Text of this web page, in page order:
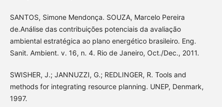
SANTOS, Simone Mendonça. SOUZA, Marcelo Pereira
de.Análise das contribuições potenciais da avaliação
ambiental estratégica ao plano energético brasileiro. Eng.
Sanit. Ambient. v. 16, n. 4. Rio de Janeiro, Oct./Dec., 2011.
SWISHER, J.; JANNUZZI, G.; REDLINGER, R. Tools and
methods for integrating resource planning. UNEP, Denmark,
1997.